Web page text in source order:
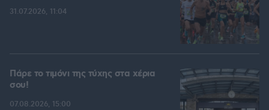
31.07.2026, 11:04
Πάρε το τιμόνι της τύχης στα χέρια
σου!
07.08.2026, 15:00